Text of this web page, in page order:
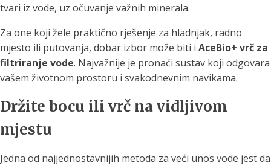
tvari iz vode, uz očuvanje važnih minerala.
Za one koji žele praktično rješenje za hladnjak, radno
mjesto ili putovanja, dobar izbor može biti i AceBio+ vrč za
filtriranje vode. Najvažnije je pronaći sustav koji odgovara
vašem životnom prostoru i svakodnevnim navikama.
Držite bocu ili vrč na vidljivom
mjestu
Jedna od najjednostavnijih metoda za veći unos vode jest da